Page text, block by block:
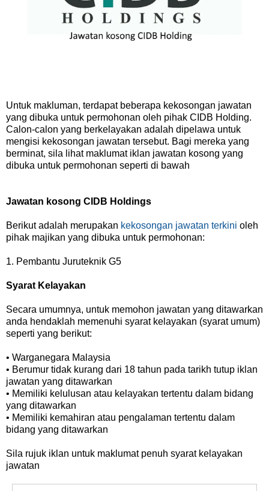
Untuk makluman, terdapat beberapa kekosongan jawatan
yang dibuka untuk permohonan oleh pihak CIDB Holding.
Calon-calon yang berkelayakan adalah dipelawa untuk
mengisi kekosongan jawatan tersebut. Bagi mereka yang
berminat, sila lihat maklumat iklan jawatan kosong yang
dibuka untuk permohonan seperti di bawah
Jawatan kosong CIDB Holdings
Berikut adalah merupakan kekosongan jawatan terkini oleh
pihak majikan yang dibuka untuk permohonan:
1. Pembantu Juruteknik G5
Syarat Kelayakan
Secara umumnya, untuk memohon jawatan yang ditawarkan
anda hendaklah memenuhi syarat kelayakan (syarat umum)
seperti yang berikut:
• Warganegara Malaysia
• Berumur tidak kurang dari 18 tahun pada tarikh tutup iklan
jawatan yang ditawarkan
• Memiliki kelulusan atau kelayakan tertentu dalam bidang
yang ditawarkan
• Memiliki kemahiran atau pengalaman tertentu dalam
bidang yang ditawarkan
Sila rujuk iklan untuk maklumat penuh syarat kelayakan
jawatan